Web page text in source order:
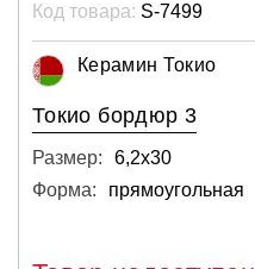
Код товара: S-7499
Керамин Токио
Токио бордюр 3
Размер:
6,2х30
Форма:
прямоугольная